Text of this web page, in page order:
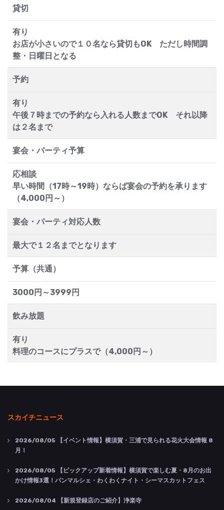
貸切
有り
お店が小さいので１０名なら貸切もOK ただし時間調
整・日曜日となる
予約
有り
午後７時までの予約なら入れる人数までOK それ以降
は２名まで
宴会・パーティ予算
応相談
早い時間（17時～19時）ならば宴会の予約を承ります
（4,000円～）
宴会・パーティ対応人数
最大で１２名までとなります
予算（共通）
3000円～3999円
飲み放題
有り
料理のコースにプラスで（4,000円～）
スカイチニュース
2026/08/05 【イベント情報】横須賀・三浦で見られる花火大会情報 8
月！
2026/08/05 【ピックアップ新着情報】横須賀で楽しむ夏・8月のお出
かけ情報3選！パンマルシェ・わくわくナイト・シーマスカットフェス
2026/08/04 【新規登録店のご紹介】浄楽寺